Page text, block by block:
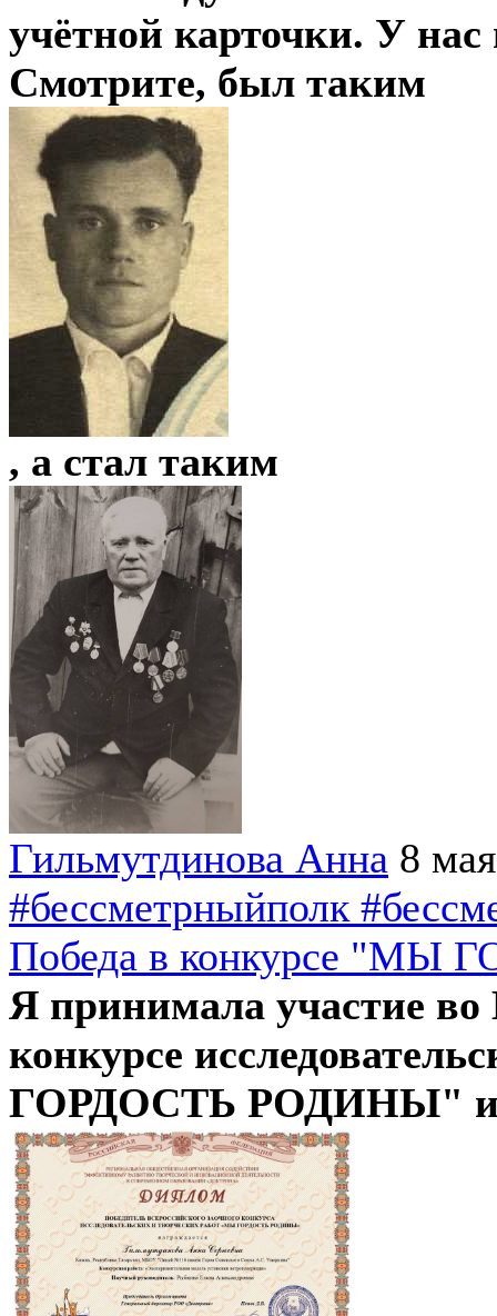
учётной карточки. У
Смотрите, был таким
, а стал таким
Гильмутдинова Анна 8
#бессметрныйполк
Победа в конкурсе
Я принимала участие во
конкурсе
ГОРДОСТЬ РОДИНЫ" и